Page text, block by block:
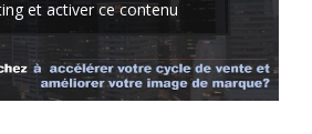
et activer ce contenu